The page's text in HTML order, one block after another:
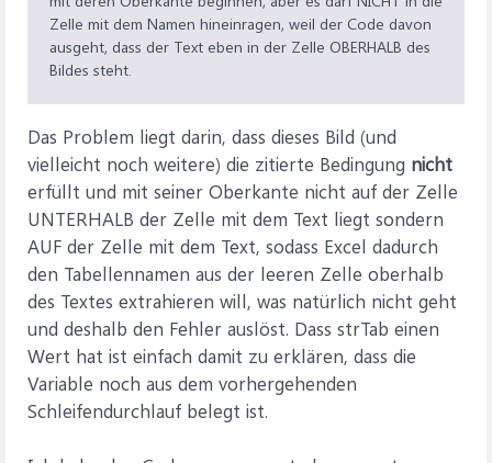
Zelle mit dem Namen hineinragen, weil der Code davon
ausgeht, dass der Text eben in der Zelle OBERHALB des
Bildes steht.
Das Problem liegt darin, dass dieses Bild (und
vielleicht noch weitere) die zitierte Bedingung nicht
erfüllt und mit seiner Oberkante nicht auf der Zelle
UNTERHALB der Zelle mit dem Text liegt sondern
AUF der Zelle mit dem Text, sodass Excel dadurch
den Tabellennamen aus der leeren Zelle oberhalb
des Textes extrahieren will, was natürlich nicht geht
und deshalb den Fehler auslöst. Dass strTab einen
Wert hat ist einfach damit zu erklären, dass die
Variable noch aus dem vorhergehenden
Schleifendurchlauf belegt ist.